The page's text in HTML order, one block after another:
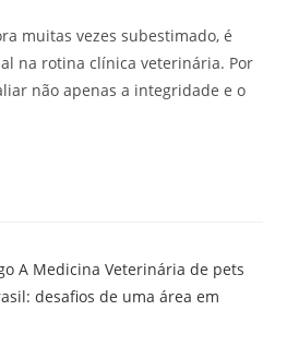
muitas vezes subestimado, é
na rotina clínica veterinária. Por
não apenas a integridade e o